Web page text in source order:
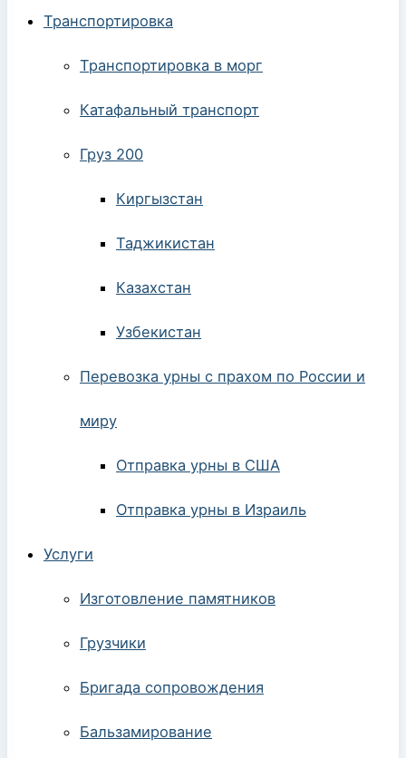
Транспортировка
Транспортировка в морг
Катафальный транспорт
Груз 200
Киргызстан
Таджикистан
Казахстан
Узбекистан
Перевозка урны с прахом по России и
миру
Отправка урны в США
Отправка урны в Израиль
Услуги
Изготовление памятников
Грузчики
Бригада сопровождения
Бальзамирование